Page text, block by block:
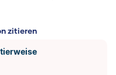
zitieren